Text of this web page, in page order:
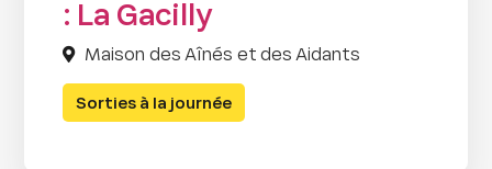
: La Gacilly
Maison des Aînés et des Aidants
Sorties à la journée